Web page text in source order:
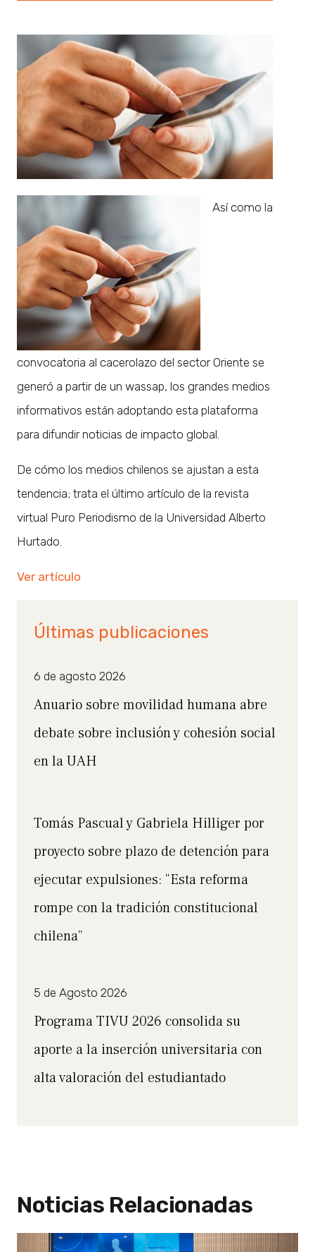
Así como la
convocatoria al cacerolazo del sector Oriente se
generó a partir de un wassap, los grandes medios
informativos están adoptando esta plataforma
para difundir noticias de impacto global.
De cómo los medios chilenos se ajustan a esta
tendencia; trata el último artículo de la revista
virtual Puro Periodismo de la Universidad Alberto
Hurtado.
Ver artículo
Últimas publicaciones
6 de agosto 2026
Anuario sobre movilidad humana abre
debate sobre inclusión y cohesión social
en la UAH
Tomás Pascual y Gabriela Hilliger por
proyecto sobre plazo de detención para
ejecutar expulsiones: “Esta reforma
rompe con la tradición constitucional
chilena”
5 de Agosto 2026
Programa TIVU 2026 consolida su
aporte a la inserción universitaria con
alta valoración del estudiantado
Noticias Relacionadas